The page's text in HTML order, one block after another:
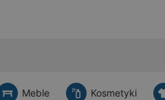
Meble Kosmetyki